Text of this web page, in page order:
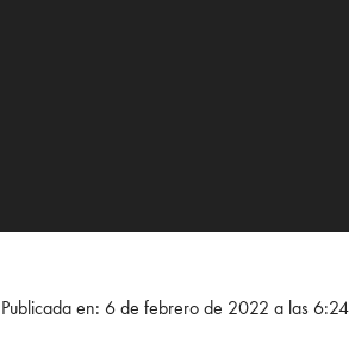
Publicada en: 6 de febrero de 2022 a las